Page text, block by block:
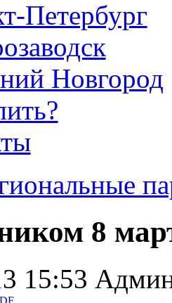
Петербург
Новгород
8
15:53